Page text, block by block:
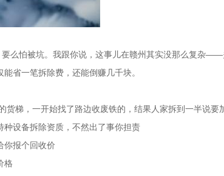
么怕被坑。我跟你说，这事儿在赣州其实没那么复杂
省一笔拆除费，还能倒赚几千块。
梯，一开始找了路边收废铁的，结果人家拆到一半说
设备拆除资质，不然出了事你担责
报个回收价
格